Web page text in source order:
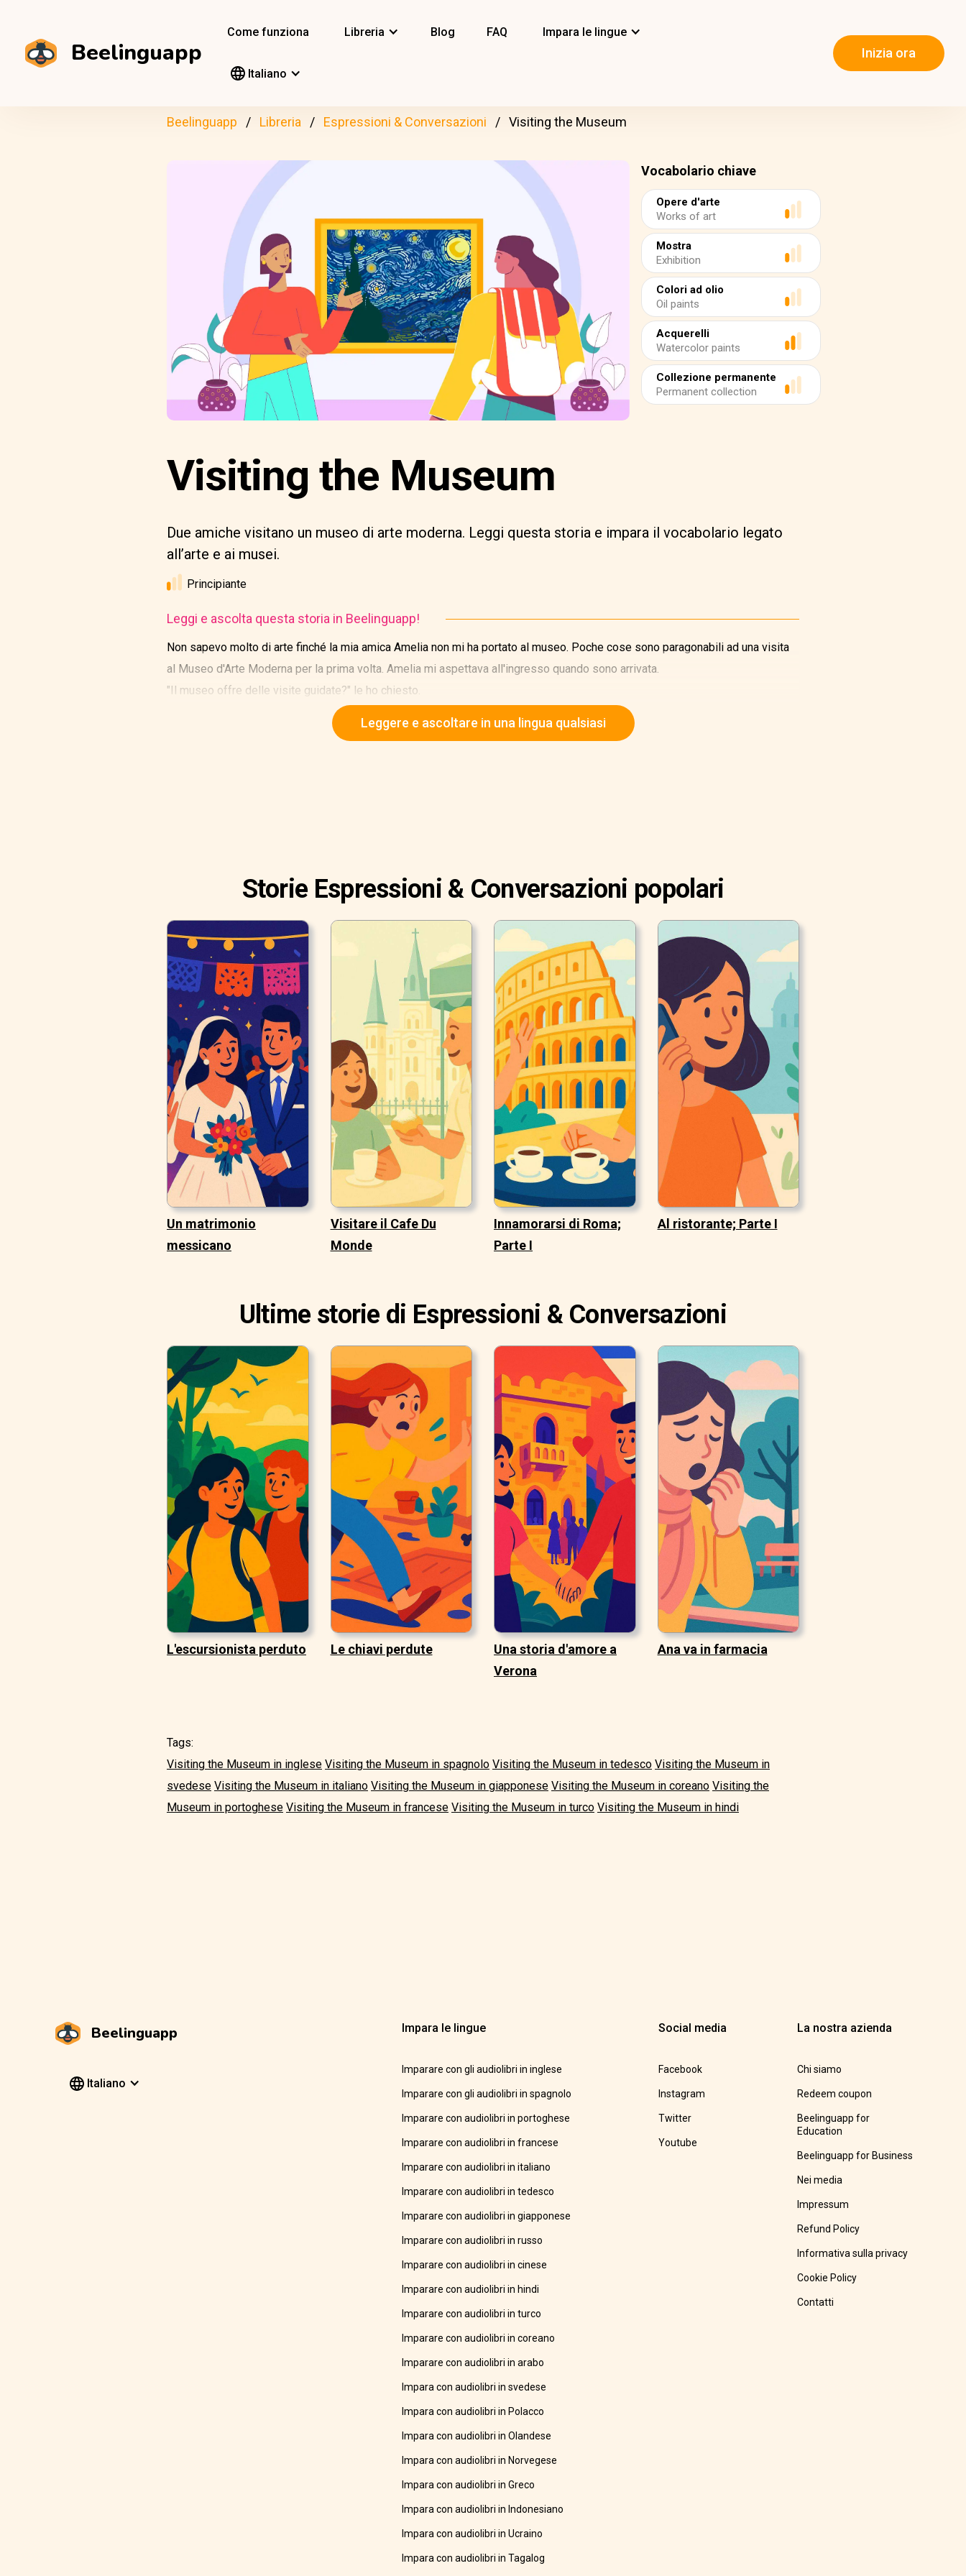
Beelinguapp
Come funziona Libreria Blog FAQ Impara le lingue
Italiano
Inizia ora
Beelinguapp Libreria Espressioni & Conversazioni Visiting the Museum
Vocabolario chiave
Opere d'arte
Works of art
Mostra
Exhibition
Colori ad olio
Oil paints
Acquerelli
Watercolor paints
Collezione permanente
Permanent collection
Visiting the Museum
Due amiche visitano un museo di arte moderna. Leggi questa storia e impara il vocabolario legato
all’arte e ai musei.
Principiante
Leggi e ascolta questa storia in Beelinguapp!
Non sapevo molto di arte finché la mia amica Amelia non mi ha portato al museo. Poche cose sono paragonabili ad una visita
al Museo d'Arte Moderna per la prima volta. Amelia mi aspettava all'ingresso quando sono arrivata.
"Il museo offre delle visite guidate?" le ho chiesto.
Leggere e ascoltare in una lingua qualsiasi
Storie Espressioni & Conversazioni popolari
Un matrimonio
messicano
Visitare il Cafe Du
Monde
Innamorarsi di Roma;
Parte I
Al ristorante; Parte I
Ultime storie di Espressioni & Conversazioni
L'escursionista perduto Le chiavi perdute
Una storia d'amore a
Verona
Ana va in farmacia
Tags:
Visiting the Museum in inglese Visiting the Museum in spagnolo Visiting the Museum in tedesco Visiting the Museum in
svedese Visiting the Museum in italiano Visiting the Museum in giapponese Visiting the Museum in coreano Visiting the
Museum in portoghese Visiting the Museum in francese Visiting the Museum in turco Visiting the Museum in hindi
Beelinguapp
Italiano
Impara le lingue
Imparare con gli audiolibri in inglese
Imparare con gli audiolibri in spagnolo
Imparare con audiolibri in portoghese
Imparare con audiolibri in francese
Imparare con audiolibri in italiano
Imparare con audiolibri in tedesco
Imparare con audiolibri in giapponese
Imparare con audiolibri in russo
Imparare con audiolibri in cinese
Imparare con audiolibri in hindi
Imparare con audiolibri in turco
Imparare con audiolibri in coreano
Imparare con audiolibri in arabo
Impara con audiolibri in svedese
Impara con audiolibri in Polacco
Impara con audiolibri in Olandese
Impara con audiolibri in Norvegese
Impara con audiolibri in Greco
Impara con audiolibri in Indonesiano
Impara con audiolibri in Ucraino
Impara con audiolibri in Tagalog
Social media
Facebook
Instagram
Twitter
Youtube
La nostra azienda
Chi siamo
Redeem coupon
Beelinguapp for
Education
Beelinguapp for Business
Nei media
Impressum
Refund Policy
Informativa sulla privacy
Cookie Policy
Contatti